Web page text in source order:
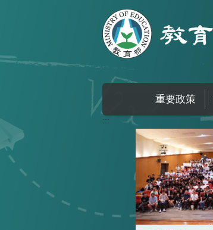
重要政策
:::